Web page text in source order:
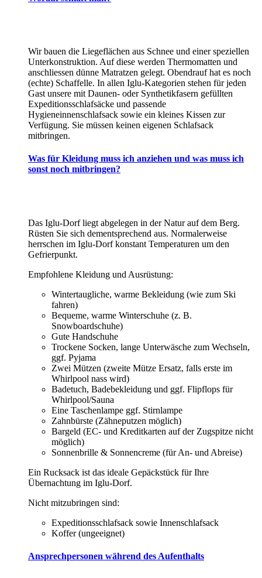
Wir bauen die Liegeflächen aus Schnee und einer speziellen
Unterkonstruktion. Auf diese werden Thermomatten und
anschliessen dünne Matratzen gelegt. Obendrauf hat es noch
(echte) Schaffelle. In allen Iglu-Kategorien stehen für jeden
Gast unsere mit Daunen- oder Synthetikfasern gefüllten
Expeditionsschlafsäcke und passende
Hygieneinnenschlafsack sowie ein kleines Kissen zur
Verfügung. Sie müssen keinen eigenen Schlafsack
mitbringen.
Was für Kleidung muss ich anziehen und was muss ich
sonst noch mitbringen?
Das Iglu-Dorf liegt abgelegen in der Natur auf dem Berg.
Rüsten Sie sich dementsprechend aus. Normalerweise
herrschen im Iglu-Dorf konstant Temperaturen um den
Gefrierpunkt.
Empfohlene Kleidung und Ausrüstung:
Wintertaugliche, warme Bekleidung (wie zum Ski
fahren)
Bequeme, warme Winterschuhe (z. B.
Snowboardschuhe)
Gute Handschuhe
Trockene Socken, lange Unterwäsche zum Wechseln,
ggf. Pyjama
Zwei Mützen (zweite Mütze Ersatz, falls erste im
Whirlpool nass wird)
Badetuch, Badebekleidung und ggf. Flipflops für
Whirlpool/Sauna
Eine Taschenlampe ggf. Stirnlampe
Zahnbürste (Zähneputzen möglich)
Bargeld (EC- und Kreditkarten auf der Zugspitze nicht
möglich)
Sonnenbrille & Sonnencreme (für An- und Abreise)
Ein Rucksack ist das ideale Gepäckstück für Ihre
Übernachtung im Iglu-Dorf.
Nicht mitzubringen sind:
Expeditionsschlafsack sowie Innenschlafsack
Koffer (ungeeignet)
Ansprechpersonen während des Aufenthalts